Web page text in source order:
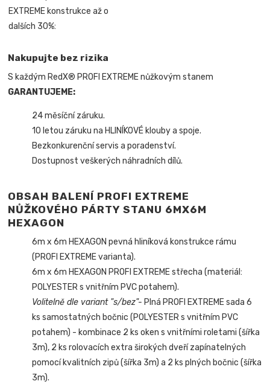
EXTREME konstrukce až o
dalších 30%:
Nakupujte bez rizika
S každým RedX® PROFI EXTREME nůžkovým stanem
GARANTUJEME:
24 měsíční záruku.
10 letou záruku na HLINÍKOVÉ klouby a spoje.
Bezkonkurenční servis a poradenství.
Dostupnost veškerých náhradních dílů.
OBSAH BALENÍ PROFI EXTREME
NŮŽKOVÉHO PÁRTY STANU 6MX6M
HEXAGON
6m x 6m HEXAGON pevná hliníková konstrukce rámu
(PROFI EXTREME varianta).
6m x 6m HEXAGON PROFI EXTREME střecha (materiál:
POLYESTER s vnitřním PVC potahem).
Volitelně dle variant "s/bez"- Plná PROFI EXTREME sada 6
ks samostatných bočnic (POLYESTER s vnitřním PVC
potahem) - kombinace 2 ks oken s vnitřními roletami (šířka
3m), 2 ks rolovacích extra širokých dveří zapínatelných
pomocí kvalitních zipů (šířka 3m) a 2 ks plných bočnic (šířka
3m).